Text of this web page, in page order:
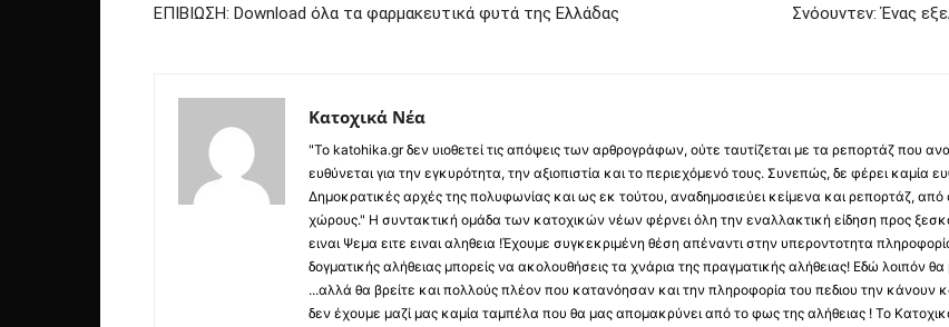
ΕΠΙΒΙΩΣΗ: Download όλα τα φαρμακευτικά φυτά της Ελλάδας Σνόουντεν: Ένας
Κατοχικά Νέα
"Το katohika.gr δεν υιοθετεί τις απόψεις των αρθρογράφων, ούτε ταυτίζεται με τα ρεπορτάζ που
ευθύνεται για την εγκυρότητα, την αξιοπιστία και το περιεχόμενό τους. Συνεπώς, δε φέρει καμία
Δημοκρατικές αρχές της πολυφωνίας και ως εκ τούτου, αναδημοσιεύει κείμενα και ρεπορτάζ, από
χώρους." Η συντακτική ομάδα των κατοχικών νέων φέρνει όλη την εναλλακτική είδηση προς
ειναι Ψεμα ειτε ειναι αληθεια !Έχουμε συγκεκριμένη θέση απέναντι στην υπεροντοτητα
δογματικής αλήθειας μπορείς να ακολουθήσεις τα χνάρια της πραγματικής αλήθειας! Εδώ λοιπόν
...αλλά θα βρείτε και πολλούς πλέον που κατανόησαν και την πληροφορία του πεδιου την κάνουν
δεν έχουμε μαζί μας καμία ταμπέλα που θα μας απομακρύνει από το φως της αλήθειας ! Το